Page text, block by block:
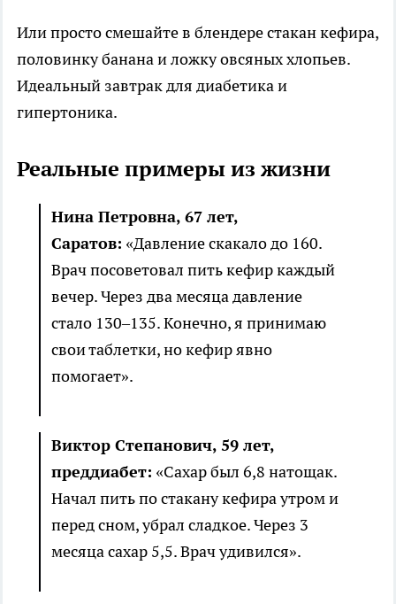
Или просто смешайте в блендере стакан кефира,
половинку банана и ложку овсяных хлопьев.
Идеальный завтрак для диабетика и
гипертоника.
Реальные примеры из жизни
Нина Петровна, 67 лет,
Саратов: «Давление скакало до 160.
Врач посоветовал пить кефир каждый
вечер. Через два месяца давление
стало 130–135. Конечно, я принимаю
свои таблетки, но кефир явно
помогает».
Виктор Степанович, 59 лет,
преддиабет: «Сахар был 6,8 натощак.
Начал пить по стакану кефира утром и
перед сном, убрал сладкое. Через 3
месяца сахар 5,5. Врач удивился».